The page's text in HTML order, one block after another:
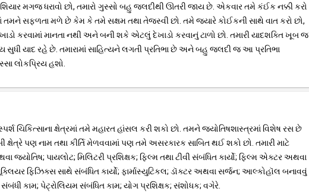
મગજ ધરાવો છો, તમારો ગુસ્સો બહુ જલદીથી ઊતરી જાય છે. એકવાર તમે કંઈક નક્કી કરો
તમને સફળતા મળે છે કેમ કે તમે સક્ષમ તથા તેજસ્વી છો. તમે જ્યારે કોઈકની સાથે વાત કરો છો,
કરવામાં માનતા નથી અને બની શકે એટલું દેખાડો કરવાનું ટાળો છો. તમારી યાદશક્તિ ખૂબ જ
યાદ રહે છે. તમારામાં સાહિત્યને લગતી પ્રતિભા છે અને બહુ જલદી જ આ પ્રતિભા
લોકપ્રિય હશો.
ચિકિત્સાના ક્ષેત્રમાં તમે મહારત હાંસલ કરી શકો છો. તમને જ્યોતિષશાસ્ત્રમાં વિશેષ રસ છે
ક્ષેત્રે પણ નામ તથા કીર્તિ મેળવવામાં પણ તમે અસરકારક સાબિત થઈ શકો છો. તમારી માટે
પાયલોટ; મિલિટરી પ્રશિક્ષક; ફિલ્મ તથા ટીવી સંબંધિત કાર્યો; ફિલ્મ એક્ટર અથવા
ફિઝિક્સ સાથે સંબંધિત કાર્યો; ફાર્માસ્યુટિકલ; ડૉક્ટર અથવા સર્જન; આલ્કોહૉલ બનાવવું
કામ; પેટ્રોલિયમ સંબંધિત કામ; યોગ પ્રશિક્ષક; સંશોધક; વગેરે.